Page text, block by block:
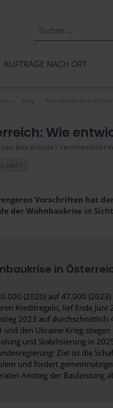
AUFTRÄGE NACH ORT
Blog Wohnbaukrise in
Wie
Bea Balode | Veröffentlicht in:
Vorschriften hat
der Wohnbaukrise in
in
(2020) auf 47.000
Kreditregeln, lief Ende Juni
2023 auf
und den Ukraine-Krieg
und Stabilisierung in
Ziel ist die
und fördert
Anstieg der Bauleistung